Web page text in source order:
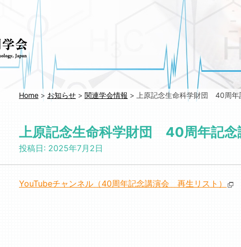
Home > お知らせ > 関連学会情報 > 上原記念生命科学財団 40周年
上原記念生命科学財団 40周年記念
投稿日: 2025年7月2日
YouTubeチャンネル（40周年記念講演会 再生リスト）